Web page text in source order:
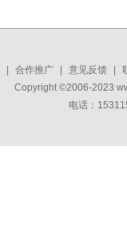
合作推广 意见反馈
Copyright ©2006-2023
电话：